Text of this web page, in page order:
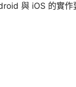
與 iOS 的實作